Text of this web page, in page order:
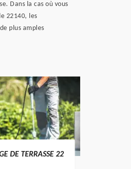
Dans la cas où vous
22140, les
plus amples
DE TERRASSE 22